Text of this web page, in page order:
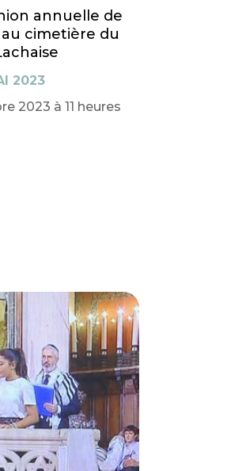
annuelle de
cimetière du
2023
2023 à 11 heures